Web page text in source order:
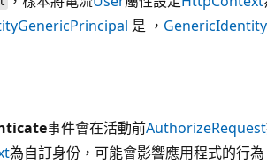
GenericPrincipal 是 ， GenericIdentity
事件會在活動前AuthorizeRequest
為自訂身份，可能會影響應用程式的行